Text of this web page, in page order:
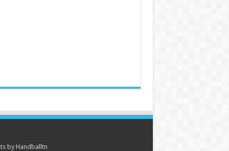
by Handballtn